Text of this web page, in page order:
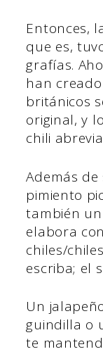
Entonces,
que es,
grafías.
han
británicos
original, y
chili
Además
pimiento
también
elabora
chiles/
escriba; el
Un
guindilla o
te